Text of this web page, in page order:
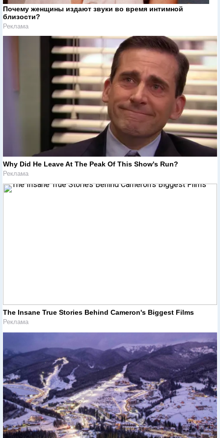
Почему женщины издают звуки во время интимной
близости?
Реклама
Why Did He Leave At The Peak Of This Show's Run?
Реклама
The Insane True Stories Behind Cameron's Biggest Films
Реклама